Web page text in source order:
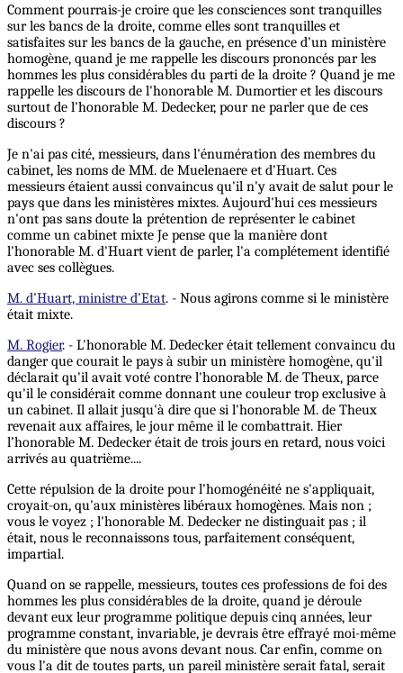
Comment pourrais-je croire que les consciences sont tranquilles
sur les bancs de la droite, comme elles sont tranquilles et
satisfaites sur les bancs de la gauche, en présence d'un ministère
homogène, quand je me rappelle les discours prononcés par les
hommes les plus considérables du parti de la droite ? Quand je me
rappelle les discours de l'honorable M. Dumortier et les discours
surtout de l'honorable M. Dedecker, pour ne parler que de ces
discours ?
Je n'ai pas cité, messieurs, dans l'énumération des membres du
cabinet, les noms de MM. de Muelenaere et d'Huart. Ces
messieurs étaient aussi convaincus qu'il n'y avait de salut pour le
pays que dans les ministères mixtes. Aujourd'hui ces messieurs
n'ont pas sans doute la prétention de représenter le cabinet
comme un cabinet mixte Je pense que la manière dont
l'honorable M. d'Huart vient de parler, l'a complétement identifié
avec ses collègues.
M. d’Huart, ministre d’Etat. - Nous agirons comme si le ministère
était mixte.
M. Rogier. - L'honorable M. Dedecker était tellement convaincu du
danger que courait le pays à subir un ministère homogène, qu'il
déclarait qu'il avait voté contre l'honorable M. de Theux, parce
qu'il le considérait comme donnant une couleur trop exclusive à
un cabinet. Il allait jusqu'à dire que si l'honorable M. de Theux
revenait aux affaires, le jour même il le combattrait. Hier
l’honorable M. Dedecker était de trois jours en retard, nous voici
arrivés au quatrième....
Cette répulsion de la droite pour l'homogénéité ne s'appliquait,
croyait-on, qu'aux ministères libéraux homogènes. Mais non ;
vous le voyez ; l'honorable M. Dedecker ne distinguait pas ; il
était, nous le reconnaissons tous, parfaitement conséquent,
impartial.
Quand on se rappelle, messieurs, toutes ces professions de foi des
hommes les plus considérables de la droite, quand je déroule
devant eux leur programme politique depuis cinq années, leur
programme constant, invariable, je devrais être effrayé moi-même
du ministère que nous avons devant nous. Car enfin, comme on
vous l'a dit de toutes parts, un pareil ministère serait fatal, serait